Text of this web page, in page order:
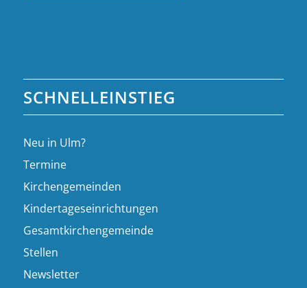
SCHNELLEINSTIEG
Neu in Ulm?
Termine
Kirchengemeinden
Kindertageseinrichtungen
Gesamtkirchengemeinde
Stellen
Newsletter